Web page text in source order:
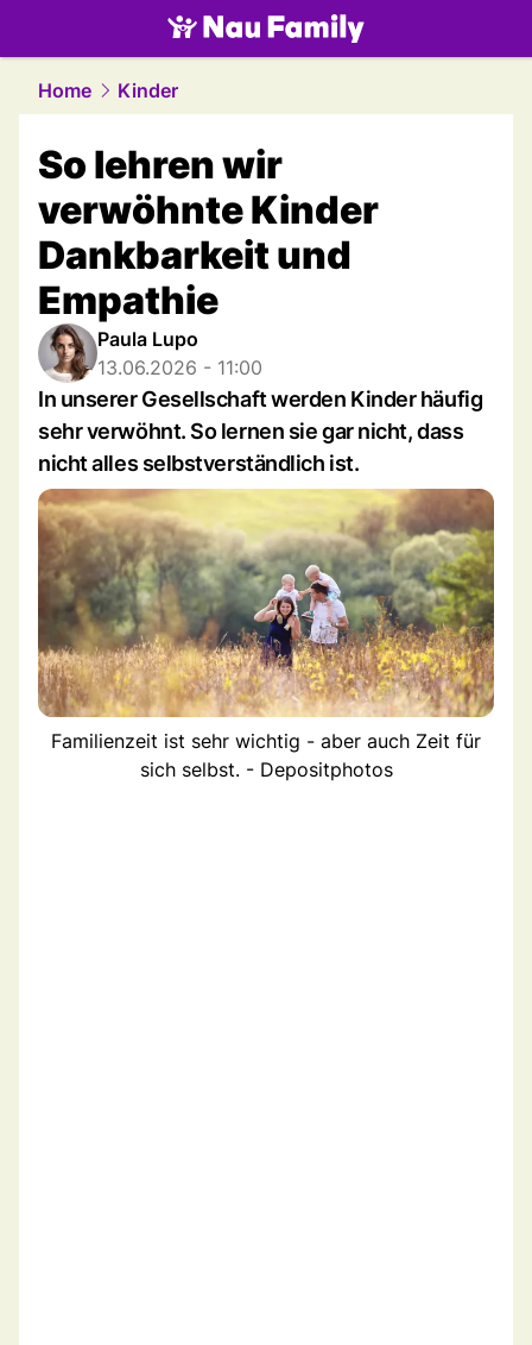
family.NAU.ch
Home Kinder
So lehren wir
verwöhnte Kinder
Dankbarkeit und
Empathie
Paula Lupo
13.06.2026 - 11:00
In unserer Gesellschaft werden Kinder häufig
sehr verwöhnt. So lernen sie gar nicht, dass
nicht alles selbstverständlich ist.
Familienzeit ist sehr wichtig - aber auch Zeit für
sich selbst. - Depositphotos